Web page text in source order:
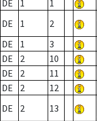
DE 1 1
DE
1 2
DE
1 3
DE
2 10
DE
2 11
DE
2 12
DE
2 13